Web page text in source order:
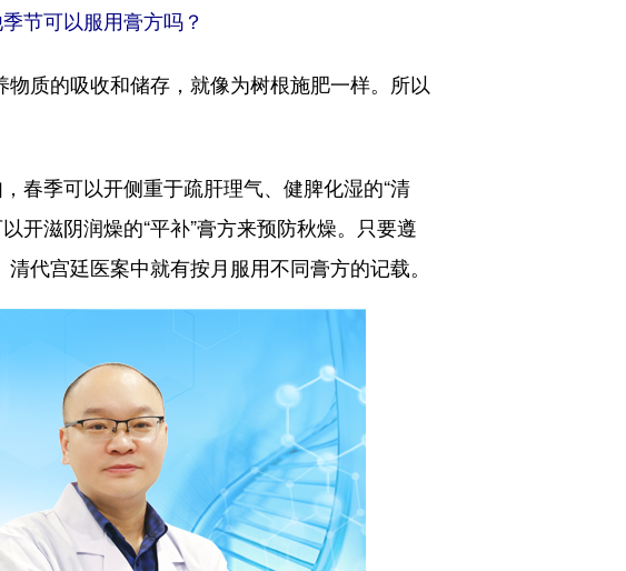
节可以服用膏方吗？
物质的吸收和储存，就像为树根施肥一样。所以
季可以开侧重于疏肝理气、健脾化湿的“清
开滋阴润燥的“平补”膏方来预防秋燥。只要遵
代宫廷医案中就有按月服用不同膏方的记载。